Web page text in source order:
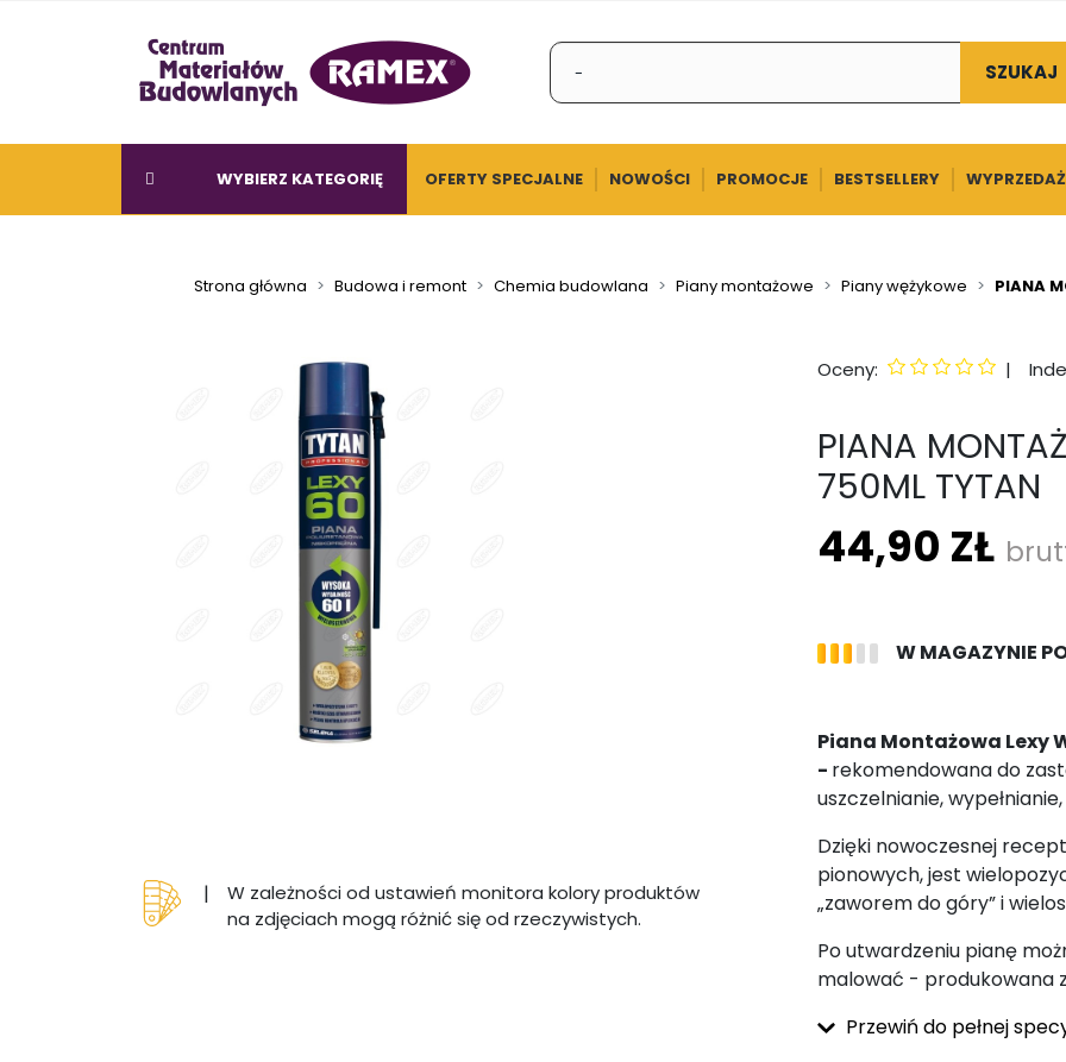
SZUKAJ
WYBIERZ KATEGORIĘ OFERTY SPECJALNE NOWOŚCI PROMOCJE BESTSELLERY WYPRZEDAŻ
Strona główna Budowa i remont Chemia budowlana Piany montażowe Piany wężykowe PIANA
|
W zależności od ustawień monitora kolory produktów
na zdjęciach mogą różnić się od rzeczywistych.
Oceny: |
PIANA
750ML TYTAN
44,90 ZŁ
W MAGAZYNIE
Piana Montażowa Lexy
- rekomendowana do
uszczelnianie,
Dzięki nowoczesnej
pionowych, jest
„zaworem do góry” i
Po utwardzeniu pianę
malować - produkowana
Przewiń do pełnej